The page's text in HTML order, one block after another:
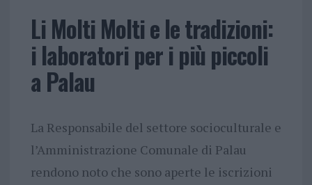
Li Molti Molti e le tradizioni:
i laboratori per i più piccoli
a Palau
La Responsabile del settore socioculturale e
l’Amministrazione Comunale di Palau
rendono noto che sono aperte le iscrizioni